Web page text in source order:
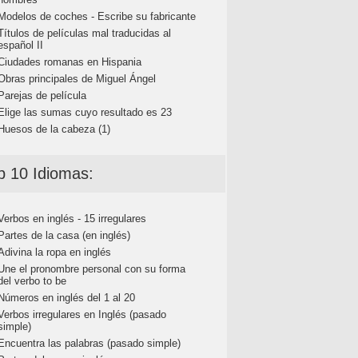
de coches - Escribe su fabricante
de películas mal traducidas al
II
romanas en Hispania
principales de Miguel Ángel
de película
las sumas cuyo resultado es 23
de la cabeza (1)
10 Idiomas:
en inglés - 15 irregulares
de la casa (en inglés)
la ropa en inglés
el pronombre personal con su forma
verbo to be
en inglés del 1 al 20
irregulares en Inglés (pasado
las palabras (pasado simple)